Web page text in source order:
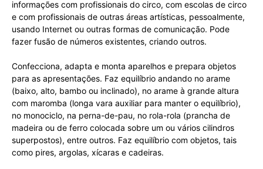
informações com profissionais do circo, com escolas de circo
e com profissionais de outras áreas artísticas, pessoalmente,
usando Internet ou outras formas de comunicação. Pode
fazer fusão de números existentes, criando outros.
Confecciona, adapta e monta aparelhos e prepara objetos
para as apresentações. Faz equilíbrio andando no arame
(baixo, alto, bambo ou inclinado), no arame à grande altura
com maromba (longa vara auxiliar para manter o equilíbrio),
no monociclo, na perna-de-pau, no rola-rola (prancha de
madeira ou de ferro colocada sobre um ou vários cilindros
superpostos), entre outros. Faz equilíbrio com objetos, tais
como pires, argolas, xícaras e cadeiras.